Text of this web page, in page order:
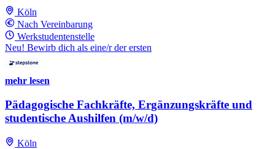
Köln
Nach Vereinbarung
Werkstudentenstelle
Neu! Bewirb dich als eine/r der ersten
mehr lesen
Pädagogische Fachkräfte, Ergänzungskräfte und
studentische Aushilfen (m/w/d)
Köln